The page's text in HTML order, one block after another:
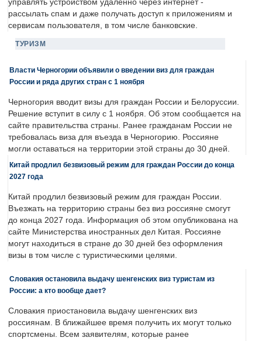
управлять устройством удаленно через интернет -
рассылать спам и даже получать доступ к приложениям и
сервисам пользователя, в том числе банковские.
ТУРИЗМ
Власти Черногории объявили о введении виз для граждан
России и ряда других стран с 1 ноября
Черногория вводит визы для граждан России и Белоруссии.
Решение вступит в силу с 1 ноября. Об этом сообщается на
сайте правительства страны. Ранее гражданам России не
требовалась виза для въезда в Черногорию. Россияне
могли оставаться на территории этой страны до 30 дней.
Китай продлил безвизовый режим для граждан России до конца
2027 года
Китай продлил безвизовый режим для граждан России.
Въезжать на территорию страны без виз россияне смогут
до конца 2027 года. Информация об этом опубликована на
сайте Министерства иностранных дел Китая. Россияне
могут находиться в стране до 30 дней без оформления
визы в том числе с туристическими целями.
Словакия остановила выдачу шенгенских виз туристам из
России: а кто вообще дает?
Словакия приостановила выдачу шенгенских виз
россиянам. В ближайшее время получить их могут только
спортсмены. Всем заявителям, которые ранее